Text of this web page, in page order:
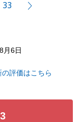
。
33
月6日
の評価はこちら